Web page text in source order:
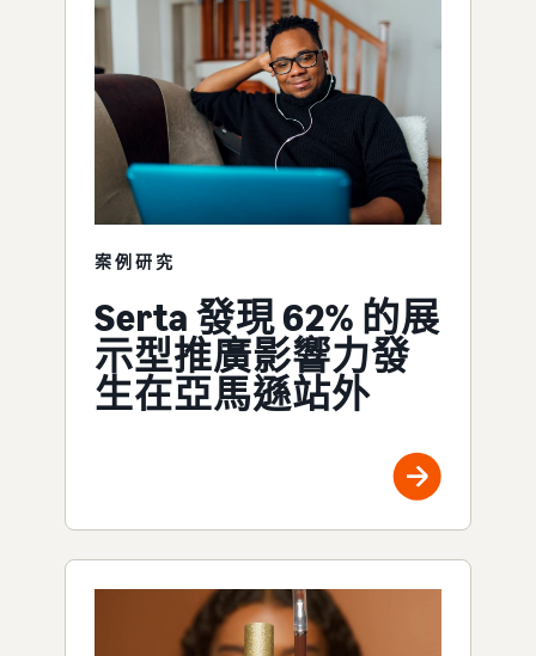
案例研究
Serta 發現 62% 的展
示型推廣影響力發
生在亞馬遜站外